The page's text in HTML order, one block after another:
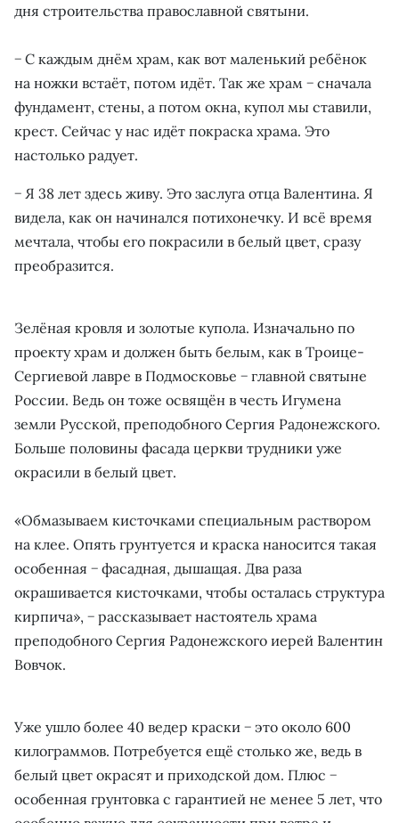
дня строительства православной святыни.
− С каждым днём храм, как вот маленький ребёнок
на ножки встаёт, потом идёт. Так же храм − сначала
фундамент, стены, а потом окна, купол мы ставили,
крест. Сейчас у нас идёт покраска храма. Это
настолько радует.
− Я 38 лет здесь живу. Это заслуга отца Валентина. Я
видела, как он начинался потихонечку. И всё время
мечтала, чтобы его покрасили в белый цвет, сразу
преобразится.
Зелёная кровля и золотые купола. Изначально по
проекту храм и должен быть белым, как в Троице-
Сергиевой лавре в Подмосковье − главной святыне
России. Ведь он тоже освящён в честь Игумена
земли Русской, преподобного Сергия Радонежского.
Больше половины фасада церкви трудники уже
окрасили в белый цвет.
«Обмазываем кисточками специальным раствором
на клее. Опять грунтуется и краска наносится такая
особенная − фасадная, дышащая. Два раза
окрашивается кисточками, чтобы осталась структура
кирпича», − рассказывает настоятель храма
преподобного Сергия Радонежского иерей Валентин
Вовчок.
Уже ушло более 40 ведер краски − это около 600
килограммов. Потребуется ещё столько же, ведь в
белый цвет окрасят и приходской дом. Плюс −
особенная грунтовка с гарантией не менее 5 лет, что